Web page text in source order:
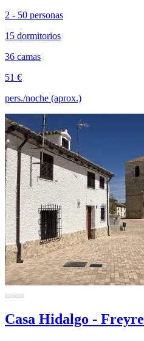
2 - 50 personas
15 dormitorios
36 camas
51 €
pers./noche (aprox.)
Casa Hidalgo - Freyre